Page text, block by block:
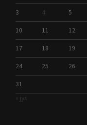
3 4 5
10 11 12
17 18 19
24 25 26
31
« јул